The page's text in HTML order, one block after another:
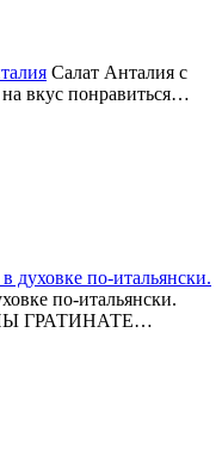
Салат Анталия с
вкус понравиться…
духовке по-итальянски.
по-итальянски.
ГРАТИНАТЕ…